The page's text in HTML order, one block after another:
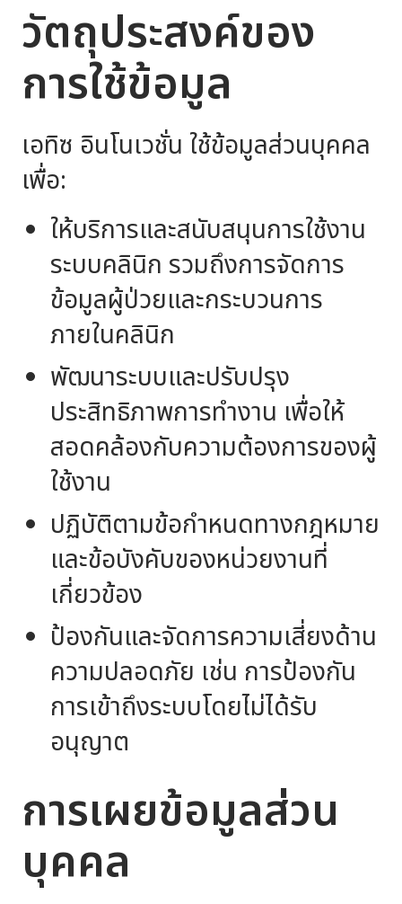
วัตถุประสงค์ของ
การใช้ข้อมูล
เอทิซ อินโนเวชั่น ใช้ข้อมูลส่วนบุคคล
เพื่อ:
ให้บริการและสนับสนุนการใช้งาน
ระบบคลินิก รวมถึงการจัดการ
ข้อมูลผู้ป่วยและกระบวนการ
ภายในคลินิก
พัฒนาระบบและปรับปรุง
ประสิทธิภาพการทำงาน เพื่อให้
สอดคล้องกับความต้องการของผู้
ใช้งาน
ปฏิบัติตามข้อกำหนดทางกฎหมาย
และข้อบังคับของหน่วยงานที่
เกี่ยวข้อง
ป้องกันและจัดการความเสี่ยงด้าน
ความปลอดภัย เช่น การป้องกัน
การเข้าถึงระบบโดยไม่ได้รับ
อนุญาต
การเผยข้อมูลส่วน
บุคคล